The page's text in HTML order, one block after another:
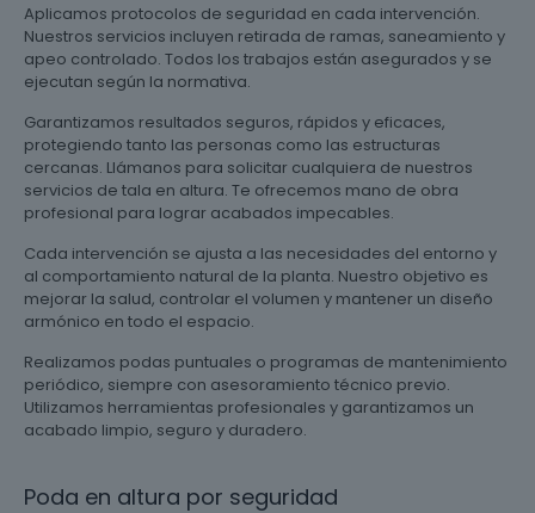
Aplicamos protocolos de seguridad en cada intervención.
Nuestros servicios incluyen retirada de ramas, saneamiento y
apeo controlado. Todos los trabajos están asegurados y se
ejecutan según la normativa.
Garantizamos resultados seguros, rápidos y eficaces,
protegiendo tanto las personas como las estructuras
cercanas. Llámanos para solicitar cualquiera de nuestros
servicios de tala en altura. Te ofrecemos mano de obra
profesional para lograr acabados impecables.
Cada intervención se ajusta a las necesidades del entorno y
al comportamiento natural de la planta. Nuestro objetivo es
mejorar la salud, controlar el volumen y mantener un diseño
armónico en todo el espacio.
Realizamos podas puntuales o programas de mantenimiento
periódico, siempre con asesoramiento técnico previo.
Utilizamos herramientas profesionales y garantizamos un
acabado limpio, seguro y duradero.
Poda en altura por seguridad